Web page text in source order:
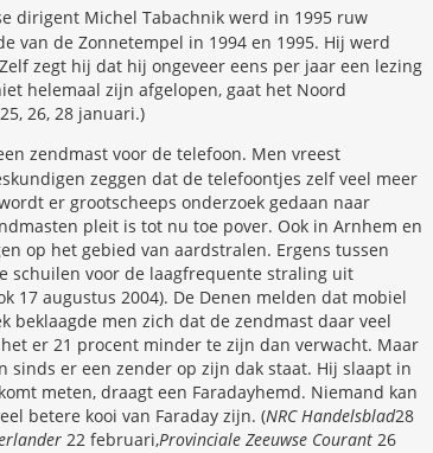
dirigent Michel Tabachnik werd in 1995 ruw
van de Zonnetempel in 1994 en 1995. Hij werd
zegt hij dat hij ongeveer eens per jaar een lezing
helemaal zijn afgelopen, gaat het Noord
25, 26, 28 januari.)
zendmast voor de telefoon. Men vreest
zeggen dat de telefoontjes zelf veel meer
er grootscheeps onderzoek gedaan naar
pleit is tot nu toe pover. Ook in Arnhem en
op het gebied van aardstralen. Ergens tussen
schuilen voor de laagfrequente straling uit
17 augustus 2004). De Denen melden dat mobiel
beklaagde men zich dat de zendmast daar veel
er 21 procent minder te zijn dan verwacht. Maar
sinds er een zender op zijn dak staat. Hij slaapt in
meten, draagt een Faradayhemd. Niemand kan
betere kooi van Faraday zijn. (NRC Handelsblad28
22 februari,Provinciale Zeeuwse Courant 26